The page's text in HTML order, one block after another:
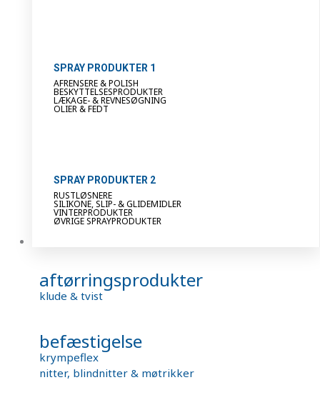
SPRAY PRODUKTER 1
AFRENSERE & POLISH
BESKYTTELSESPRODUKTER
LÆKAGE- & REVNESØGNING
OLIER & FEDT
SPRAY PRODUKTER 2
RUSTLØSNERE
SILIKONE, SLIP- & GLIDEMIDLER
VINTERPRODUKTER
ØVRIGE SPRAYPRODUKTER
aftørringsprodukter
klude & tvist
befæstigelse
krympeflex
nitter, blindnitter & møtrikker